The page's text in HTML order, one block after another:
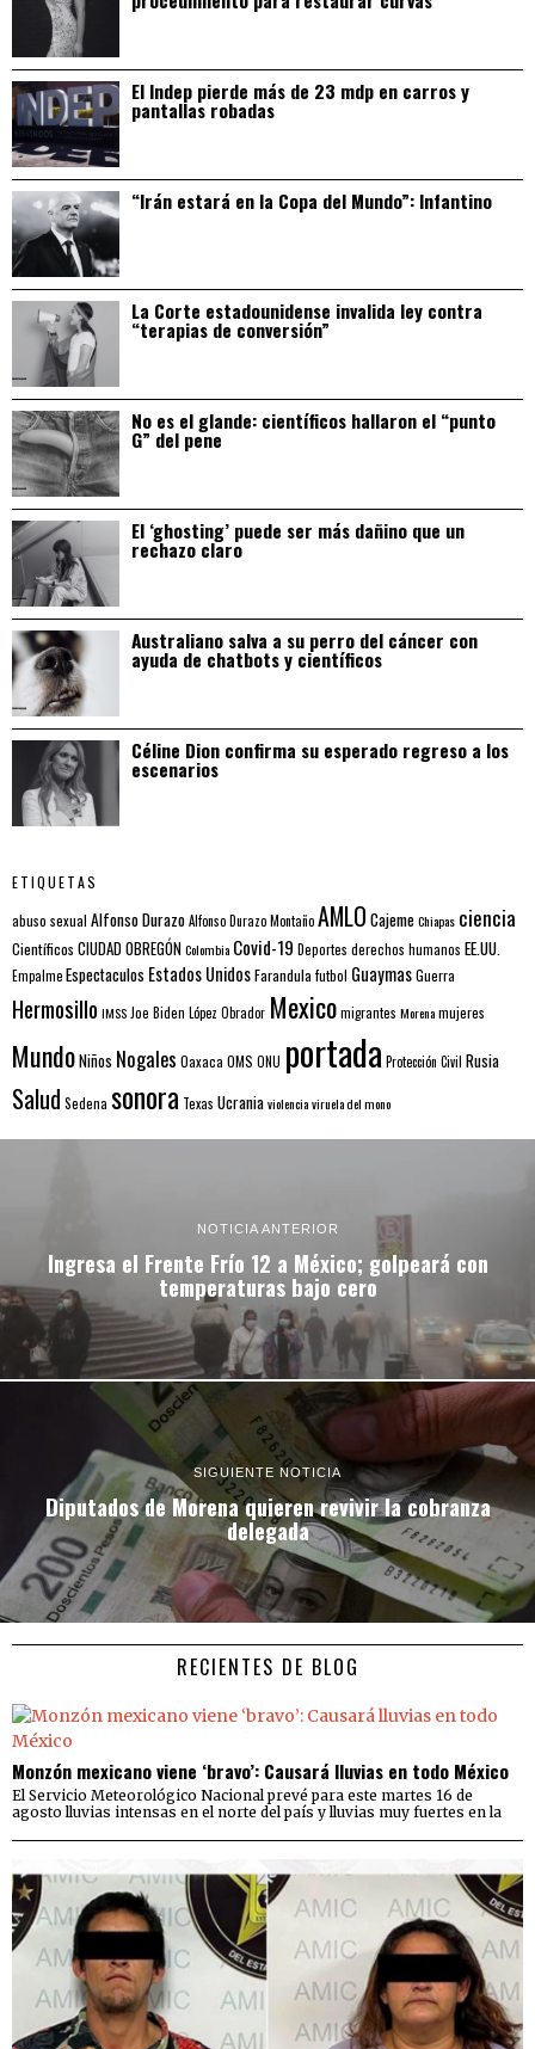
El Indep pierde más de 23 mdp en carros y
pantallas robadas
“Irán estará en la Copa del Mundo”: Infantino
La Corte estadounidense invalida ley contra
“terapias de conversión”
No es el glande: científicos hallaron el “punto
G” del pene
El ‘ghosting’ puede ser más dañino que un
rechazo claro
Australiano salva a su perro del cáncer con
ayuda de chatbots y científicos
Céline Dion confirma su esperado regreso a los
escenarios
ETIQUETAS
abuso sexual Alfonso DurazoAlfonso Durazo MontañoAMLO CajemeChiapas ciencia
Científicos CIUDAD OBREGÓNColombia Covid-19 Deportes derechos humanos EE.UU.
EmpalmeEspectaculos Estados UnidosFarandula futbol GuaymasGuerra
Hermosillo IMSS Joe Biden López Obrador Mexicomigrantes Morenamujeres
MundoNiños Nogales Oaxaca OMS ONU portada Protección Civil Rusia
Salud Sedena sonora Texas Ucraniaviolenciaviruela del mono
NOTICIA ANTERIOR
Ingresa el Frente Frío 12 a México; golpeará con
temperaturas bajo cero
SIGUIENTE NOTICIA
Diputados de Morena quieren revivir la cobranza
delegada
RECIENTES DE BLOG
Monzón mexicano viene ‘bravo’: Causará lluvias en todo México
El Servicio Meteorológico Nacional prevé para este martes 16 de
agosto lluvias intensas en el norte del país y lluvias muy fuertes en la